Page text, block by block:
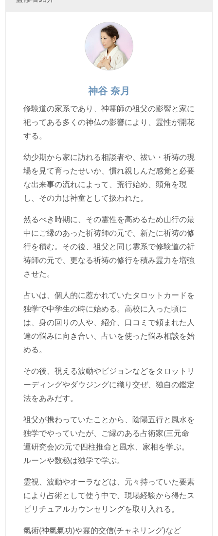
神谷 奈月
修験道の家系であり、神霊師の祖父の影響と家に
祀ってある多くの神仏の影響により、霊性が開花
する。
幼少期から家に訪れる相談者や、祓い・祈祷の現
場を見て育ったせいか、慣れ親しんだ感覚と必要
な出来事の流れによって、荒行始め、頭角を現
し、その力は神童として扱われた。
然るべき時期に、その霊性を高めるため山行の最
中にご縁のあった祈祷師の元で、新たに祈祷の修
行を積む。その後、祖父と同じ霊系で修験道の祈
祷師の元で、更なる祈祷の修行を積み霊力を増強
させた。
占いは、個人的に惹かれていたタロットカードを
独学で中学生の時に始める。高校に入った頃に
は、身の回りの人や、紹介、口コミで頼まれた人
達の悩みに向き合い、占いを使った悩み相談を始
める。
その後、視える波動やビジョンなどをタロットリ
ーディングやダウジングに織り交ぜ、独自の鑑定
法をあみだす。
祖父が携わっていたことから、陰陽五行と風水を
独学でやっていたが、ご縁のある占術家(三元命
運研究会)の元で四柱推命と風水、家相を学ぶ。
ルーンや数秘は独学で学ぶ。
霊視、波動やオーラなどは、元々持っていた要素
により占術として使う中で、現場経験から得たス
ピリチュアルカウンセリングを取り入れる。
氣術(神氣氣功)や霊的交信(チャネリング)など